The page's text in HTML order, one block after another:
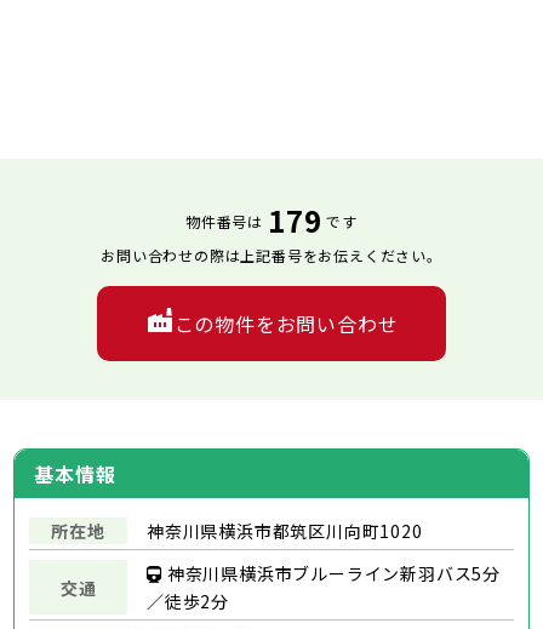
基本情報
所在地 神奈川県横浜市都筑区川向町1020
交通
神奈川県横浜市ブルーライン新羽バス5分
／徒歩2分
物件番号は 179 です
お問い合わせの際は上記番号をお伝えください。
この物件をお問い合わせ